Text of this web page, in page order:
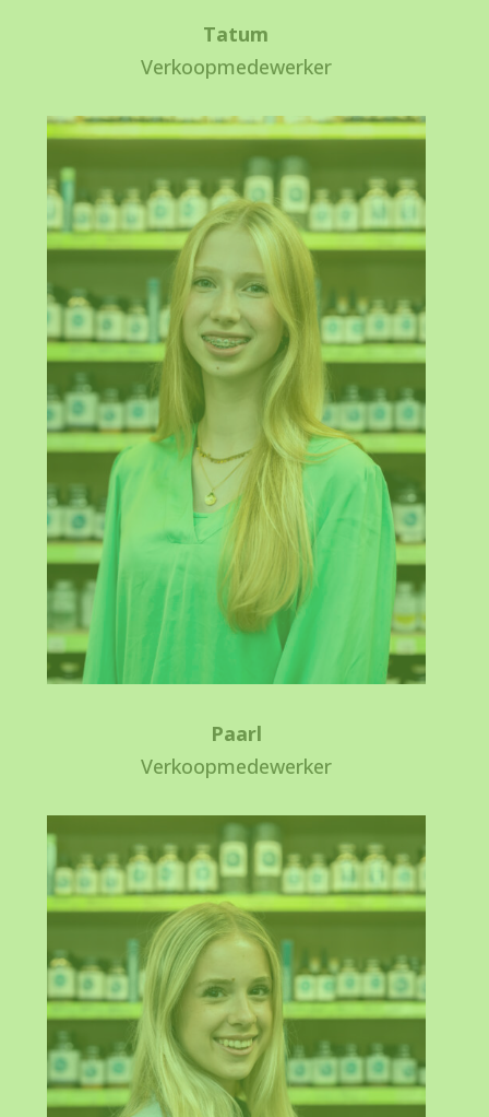
Tatum
Verkoopmedewerker
Paarl
Verkoopmedewerker